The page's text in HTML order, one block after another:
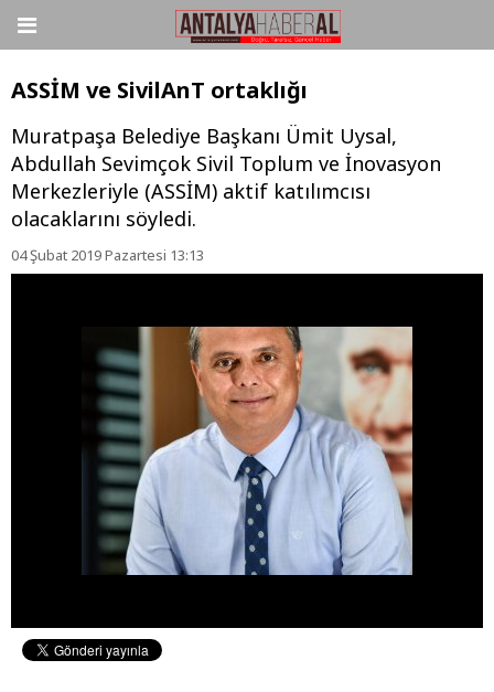
ASSİM ve SivilAnT ortaklığı
Muratpaşa Belediye Başkanı Ümit Uysal,
Abdullah Sevimçok Sivil Toplum ve İnovasyon
Merkezleriyle (ASSİM) aktif katılımcısı
olacaklarını söyledi.
04 Şubat 2019 Pazartesi 13:13